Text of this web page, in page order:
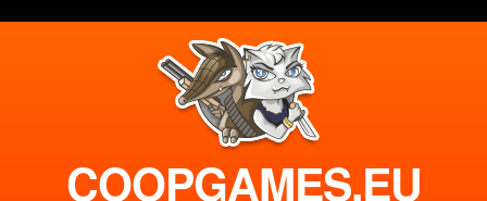
COOPGAMES.EU